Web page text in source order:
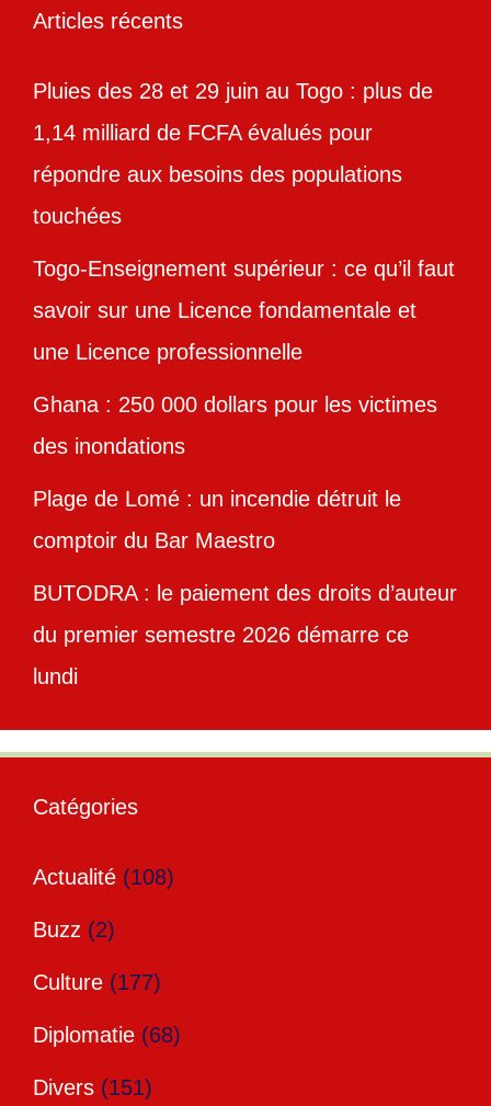
Articles récents
Pluies des 28 et 29 juin au Togo : plus de
1,14 milliard de FCFA évalués pour
répondre aux besoins des populations
touchées
Togo-Enseignement supérieur : ce qu’il faut
savoir sur une Licence fondamentale et
une Licence professionnelle
Ghana : 250 000 dollars pour les victimes
des inondations
Plage de Lomé : un incendie détruit le
comptoir du Bar Maestro
BUTODRA : le paiement des droits d’auteur
du premier semestre 2026 démarre ce
lundi
Catégories
Actualité (108)
Buzz (2)
Culture (177)
Diplomatie (68)
Divers (151)